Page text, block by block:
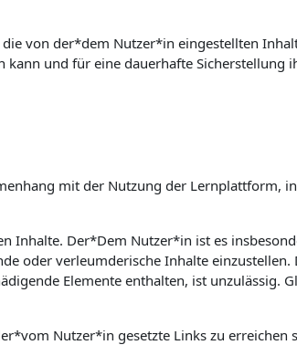
von der*dem Nutzer*in eingestellten
und für eine dauerhafte Sicherstellung
mit der Nutzung der Lernplattform,
Der*Dem Nutzer*in ist es
oder verleumderische Inhalte einzustellen.
Elemente enthalten, ist unzulässig.
Nutzer*in gesetzte Links zu erreichen